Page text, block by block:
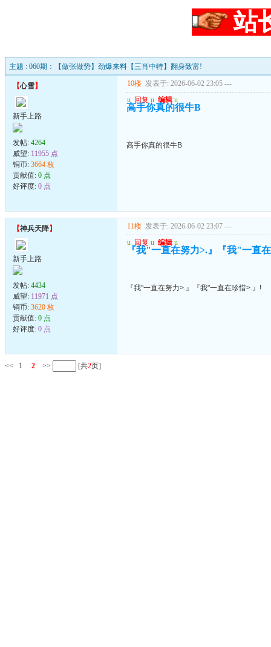
站
主题 : 060期：【做张做势】劲爆来料【三肖中特】翻身致富!
【心雪】
新手上路
发帖: 4264
威望: 11955 点
铜币: 3664 枚
贡献值: 0 点
好评度: 0 点
10楼 发表于: 2026-06-02 23:05 ---
u 回复 u 编辑 u
高手你真的很牛B
高手你真的很牛B
【神兵天降】
新手上路
发帖: 4434
威望: 11971 点
铜币: 3620 枚
贡献值: 0 点
好评度: 0 点
11楼 发表于: 2026-06-02 23:07 ---
u 回复 u 编辑 u
『我"一直在努力>.』『我"一直
『我"一直在努力>.』『我"一直在珍惜>.』!
<< 1 2 >> [共2页]